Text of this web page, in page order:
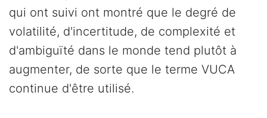
qui ont suivi ont montré que le degré de
volatilité, d'incertitude, de complexité et
d'ambiguïté dans le monde tend plutôt à
augmenter, de sorte que le terme VUCA
continue d'être utilisé.